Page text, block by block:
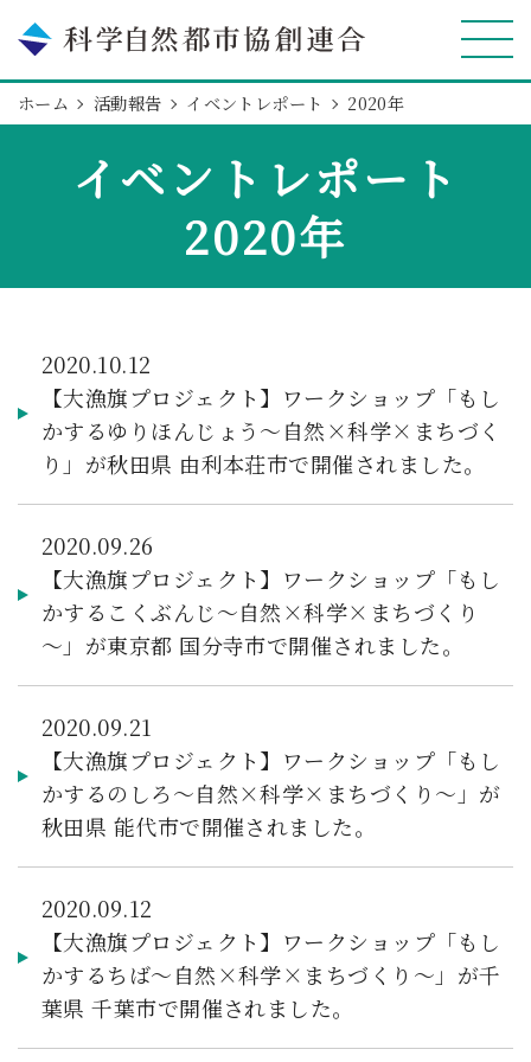
ホーム 活動報告 イベントレポート 2020年
イベントレポート
2020年
2020.10.12
【大漁旗プロジェクト】ワークショップ「もし
かするゆりほんじょう～自然×科学×まちづく
り」が秋田県 由利本荘市で開催されました。
2020.09.26
【大漁旗プロジェクト】ワークショップ「もし
かするこくぶんじ～自然×科学×まちづくり
～」が東京都 国分寺市で開催されました。
2020.09.21
【大漁旗プロジェクト】ワークショップ「もし
かするのしろ～自然×科学×まちづくり～」が
秋田県 能代市で開催されました。
2020.09.12
【大漁旗プロジェクト】ワークショップ「もし
かするちば～自然×科学×まちづくり～」が千
葉県 千葉市で開催されました。